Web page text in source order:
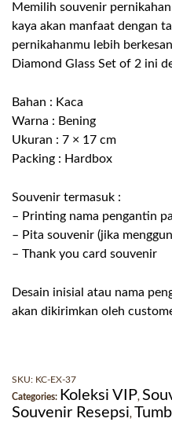
Memilih souvenir
kaya akan manfaat dengan
pernikahanmu lebih
Diamond Glass Set of 2 ini
Bahan : Kaca
Warna : Bening
Ukuran : 7 × 17 cm
Packing : Hardbox
Souvenir termasuk :
– Printing nama pengantin
– Pita souvenir (jika
– Thank you card souvenir
Desain inisial atau nama
akan dikirimkan oleh
SKU: KC-EX-37
Categories: Koleksi VIP,
Souvenir Resepsi,